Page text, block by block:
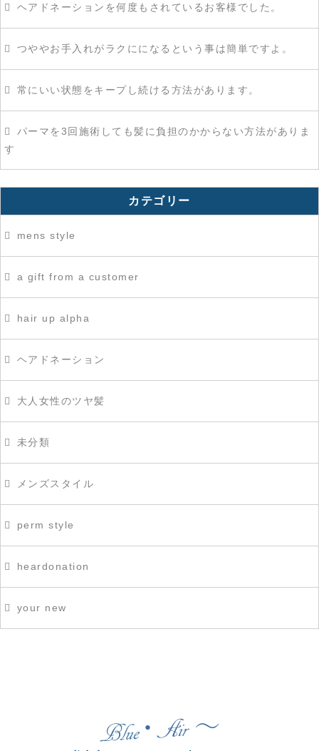
ヘアドネーションを何度もされているお客様でした。
つややお手入れがラクにになるという事は簡単ですよ。
常にいい状態をキープし続ける方法があります。
パーマを3回施術しても髪に負担のかからない方法がありま
す
カテゴリー
mens style
a gift from a customer
hair up alpha
ヘアドネーション
大人女性のツヤ髪
未分類
メンズスタイル
perm style
heardonation
your new